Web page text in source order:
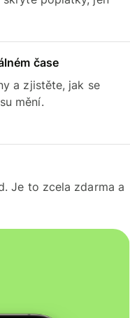
čase
a zjistěte, jak se
mění.
Je to zcela zdarma a